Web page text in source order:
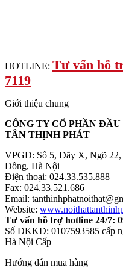
HOTLINE: Tư vấn hỗ
7119
Giới thiệu chung
CÔNG TY CỔ PHẦN
TÂN THỊNH PHÁT
VPGD: Số 5, Dãy X, Ngõ 22,
Đông, Hà Nội
Điện thoại: 024.33.535.888
Fax: 024.33.521.686
Email:
Website:
Tư vấn hỗ trợ hotline 24/7:
Số ĐKKD: 0107593585 cấp
Hà Nội Cấp
Hướng dẫn mua hàng